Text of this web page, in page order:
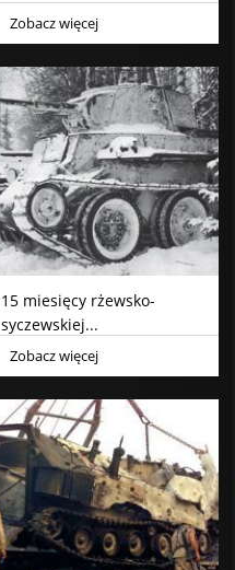
Zobacz więcej
15 miesięcy rżewsko-
syczewskiej...
Zobacz więcej